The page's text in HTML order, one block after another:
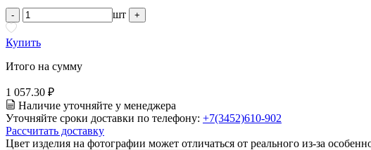
- шт +
Купить
Итого на сумму
1 057.30 ₽
Наличие уточняйте у менеджера
Уточняйте сроки доставки по телефону: +7(3452)610-902
Рассчитать доставку
Цвет изделия на фотографии может отличаться от реального из-за